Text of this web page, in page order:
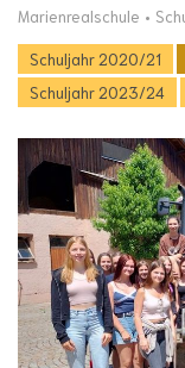
Marienrealschule
Schuljahr 2020/21
Schuljahr 2023/24